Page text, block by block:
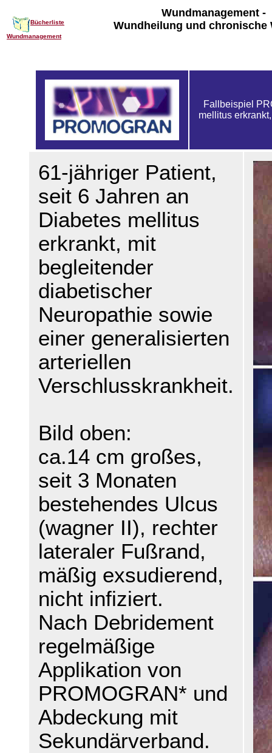
Bücherliste
Wundmanagement
Wundmanagement -
Wundheilung und chronische
Fallbeispiel
mellitus
61-jähriger Patient,
seit 6 Jahren an
Diabetes mellitus
erkrankt, mit
begleitender
diabetischer
Neuropathie sowie
einer generalisierten
arteriellen
Verschlusskrankheit.
Bild oben:
ca.14 cm großes,
seit 3 Monaten
bestehendes Ulcus
(wagner II), rechter
lateraler Fußrand,
mäßig exsudierend,
nicht infiziert.
Nach Debridement
regelmäßige
Applikation von
PROMOGRAN* und
Abdeckung mit
Sekundärverband.